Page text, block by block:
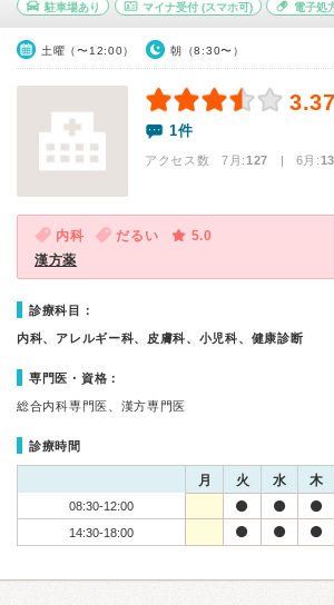
駐車場あり マイナ受付(スマホ可) 電子処
土曜（〜12:00） 朝（8:30〜）
3.37
1件
アクセス数 7月:127 | 6月:
内科 だるい
5.0
漢方薬
診療科目：
内科、アレルギー科、皮膚科、小児科、健康診断
専門医・資格：
総合内科専門医、漢方専門医
診療時間
月 火 水 木
08:30-12:00
14:30-18:00